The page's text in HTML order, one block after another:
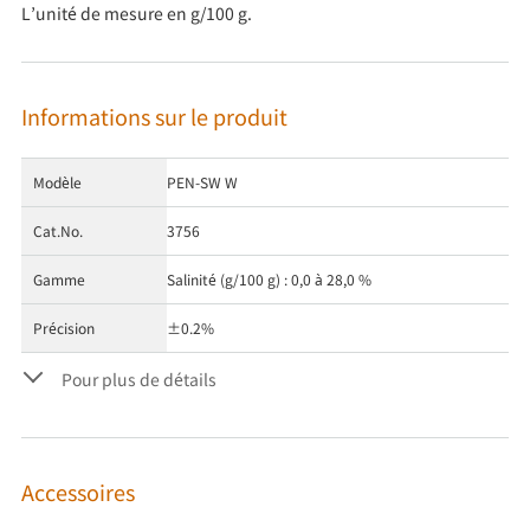
L’unité de mesure en g/100 g.
Informations sur le produit
Modèle PEN-SW W
Cat.No. 3756
Gamme Salinité (g/100 g) : 0,0 à 28,0 %
Précision ±0.2%
Pour plus de détails
Accessoires